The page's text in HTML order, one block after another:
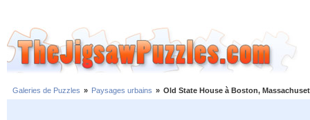
Galeries de Puzzles » Paysages urbains » Old State House à Boston,